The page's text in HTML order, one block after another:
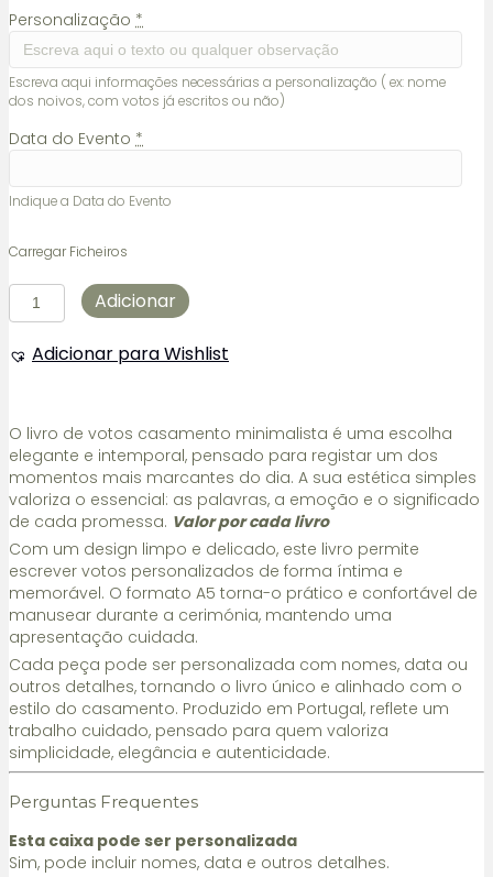
Personalização *
Escreva aqui informações necessárias a personalização ( ex: nome
dos noivos, com votos já escritos ou não)
Data do Evento *
Indique a Data do Evento
Carregar Ficheiros
Quantidade
de
de
Adicionar
Adicionar para Wishlist
O livro de votos casamento minimalista é uma escolha
elegante e intemporal, pensado para registar um dos
momentos mais marcantes do dia. A sua estética simples
valoriza o essencial: as palavras, a emoção e o significado
de cada promessa. Valor por cada livro
Com um design limpo e delicado, este livro permite
escrever votos personalizados de forma íntima e
memorável. O formato A5 torna-o prático e confortável de
manusear durante a cerimónia, mantendo uma
apresentação cuidada.
Cada peça pode ser personalizada com nomes, data ou
outros detalhes, tornando o livro único e alinhado com o
estilo do casamento. Produzido em Portugal, reflete um
trabalho cuidado, pensado para quem valoriza
simplicidade, elegância e autenticidade.
Perguntas Frequentes
Esta caixa pode ser personalizada
Sim, pode incluir nomes, data e outros detalhes.